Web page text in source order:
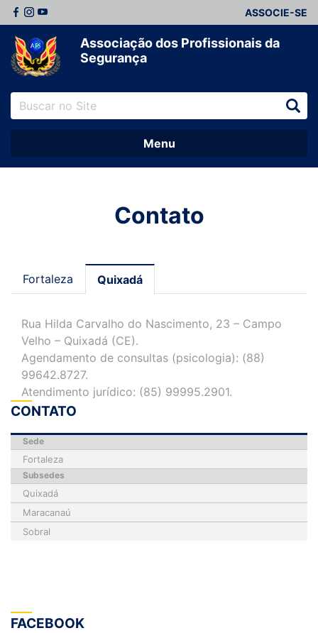
ASSOCIE-SE
Associação dos Profissionais da
Segurança
Menu
Contato
Fortaleza Quixadá
Rua Hilda Carvalho do Nascimento, 23 – Campo
Velho – Quixadá (CE).
Agendamento de consultas (psicologia): (88)
99642.8727.
Atendimento jurídico: (85) 99995.2901.
CONTATO
Sede
Fortaleza
Subsedes
Quixadá
Maracanaú
Sobral
FACEBOOK